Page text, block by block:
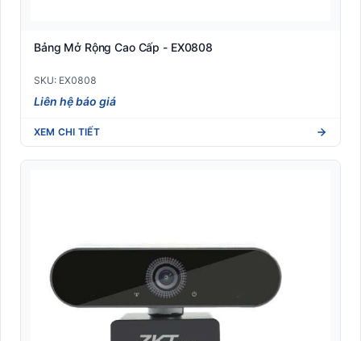
Bảng Mở Rộng Cao Cấp - EX0808
SKU: EX0808
Liên hệ báo giá
XEM CHI TIẾT